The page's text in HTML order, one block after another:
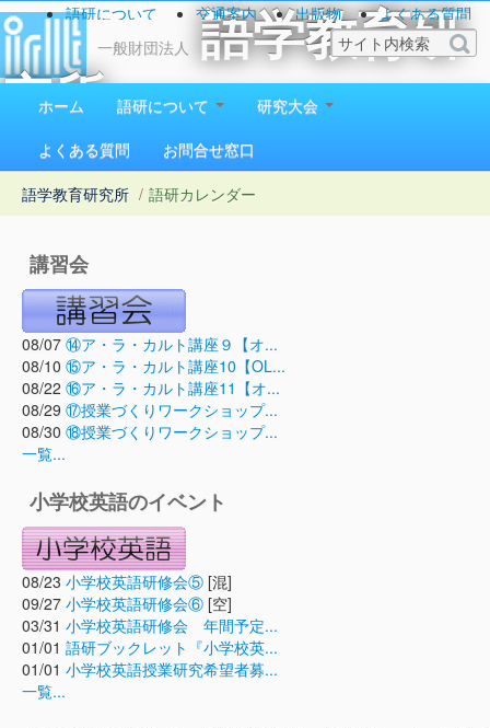
一般財団法人
語学教育研
究所
1923（大正12）年創立
語研について 交通案内 出版物
よくある質問
お問い合わせ
ホーム 語研について
研究大会
よくある質問
お問合せ窓口
語学教育研究所 / 語研カレンダー
講習会
08/07 ⑭ア・ラ・カルト講座９【オ...
08/10 ⑮ア・ラ・カルト講座10【OL...
08/22 ⑯ア・ラ・カルト講座11【オ...
08/29 ⑰授業づくりワークショップ...
08/30 ⑱授業づくりワークショップ...
一覧...
小学校英語のイベント
08/23 小学校英語研修会⑤ [混]
09/27 小学校英語研修会⑥ [空]
03/31 小学校英語研修会 年間予定...
01/01 語研ブックレット『小学校英...
01/01 小学校英語授業研究希望者募...
一覧...